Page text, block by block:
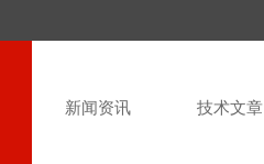
新闻资讯 技术文章